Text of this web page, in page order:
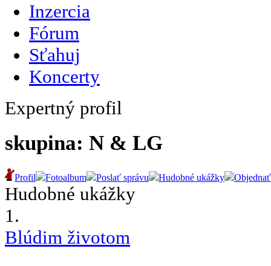
Inzercia
Fórum
Sťahuj
Koncerty
Expertný profil
skupina: N & LG
Profil Fotoalbum Poslať správu Hudobné ukážky Objednať
Hudobné ukážky
1.
Blúdim životom